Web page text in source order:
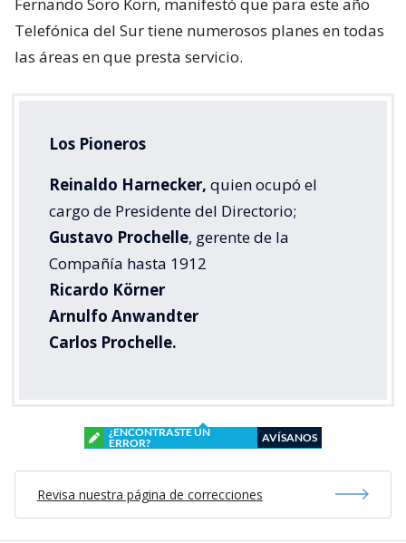
Telefónica del Sur tiene numerosos planes en todas
las áreas en que presta servicio.
Los Pioneros
Reinaldo Harnecker, quien ocupó el
cargo de Presidente del Directorio;
Gustavo Prochelle, gerente de la
Compañía hasta 1912
Ricardo Körner
Arnulfo Anwandter
Carlos Prochelle.
¿ENCONTRASTE UN
ERROR?
AVÍSANOS
Revisa nuestra página de correcciones